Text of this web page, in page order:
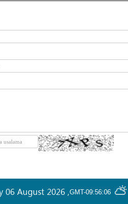
GMT-09:56:06
06 August 2026 ,